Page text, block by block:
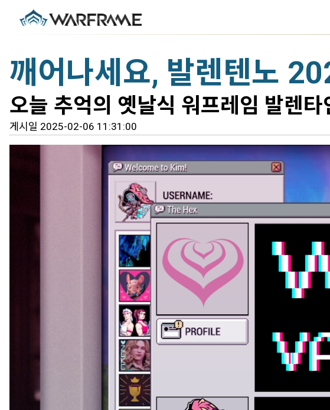
깨어나세요, 발렌텐노
오늘 추억의 옛날식 워프레임 발렌
게시일 2025-02-06 11:31:00